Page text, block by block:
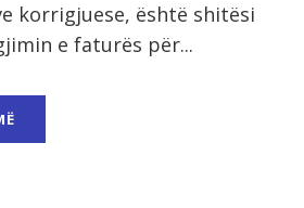
korrigjuese, është shitësi
e faturës për...